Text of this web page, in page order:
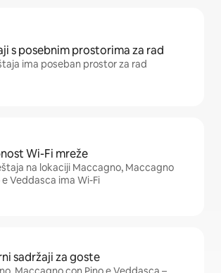
s posebnim prostorima za rad
ima poseban prostor za rad
Wi-Fi mreže
na lokaciji Maccagno, Maccagno
e Veddasca ima Wi-Fi
sadržaji za goste